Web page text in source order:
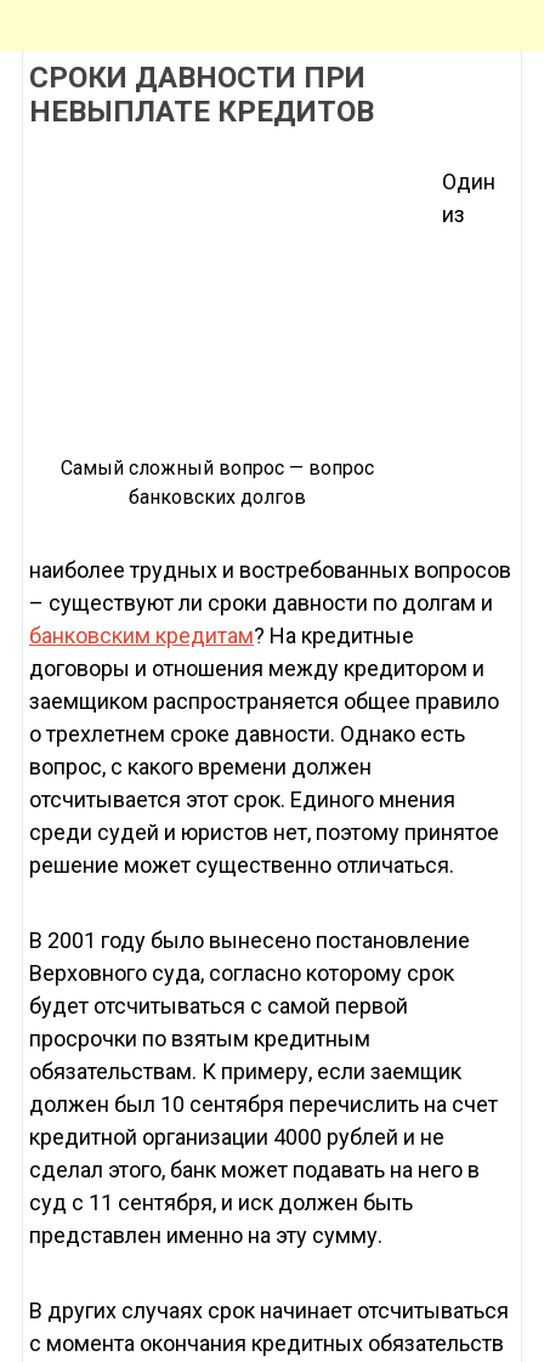
СРОКИ ДАВНОСТИ ПРИ
НЕВЫПЛАТЕ КРЕДИТОВ
Самый сложный вопрос — вопрос
банковских долгов
Один
из
наиболее трудных и востребованных вопросов
– существуют ли сроки давности по долгам и
банковским кредитам? На кредитные
договоры и отношения между кредитором и
заемщиком распространяется общее правило
о трехлетнем сроке давности. Однако есть
вопрос, с какого времени должен
отсчитывается этот срок. Единого мнения
среди судей и юристов нет, поэтому принятое
решение может существенно отличаться.
В 2001 году было вынесено постановление
Верховного суда, согласно которому срок
будет отсчитываться с самой первой
просрочки по взятым кредитным
обязательствам. К примеру, если заемщик
должен был 10 сентября перечислить на счет
кредитной организации 4000 рублей и не
сделал этого, банк может подавать на него в
суд с 11 сентября, и иск должен быть
представлен именно на эту сумму.
В других случаях срок начинает отсчитываться
с момента окончания кредитных обязательств